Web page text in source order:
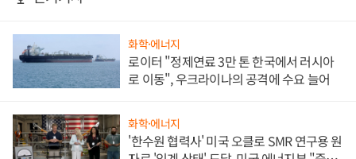
화학·에너지
로이터 "정제연료 3만 톤 한국에서 러시아
로 이동", 우크라이나의 공격에 수요 늘어
화학·에너지
'한수원 협력사' 미국 오클로 SMR 연구용 원